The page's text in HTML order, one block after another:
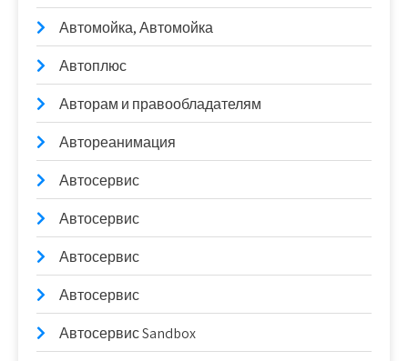
Автомойка, Автомойка
Автоплюс
Авторам и правообладателям
Автореанимация
Автосервис
Автосервис
Автосервис
Автосервис
Автосервис Sandbox